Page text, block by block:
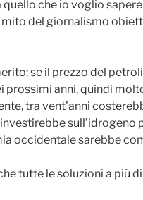
quello che io voglio
mito del giornalismo
se il prezzo del
prossimi anni, quindi
tra vent’anni
occidentale sarebbe
tutte le soluzioni a più